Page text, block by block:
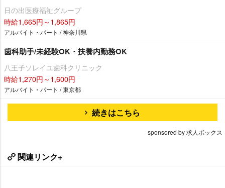
日の出医療福祉グループ
時給1,665円～1,865円
アルバイト・パート / 神奈川県
歯科助手/未経験OK・扶養内勤務OK
八王子ソレイユ歯科クリニック
時給1,270円～1,600円
アルバイト・パート / 東京都
続きはこちら
sponsored by 求人ボックス
関連リンク+